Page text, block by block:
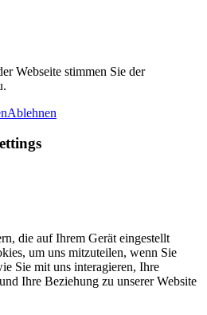
Webseite stimmen Sie der
Ablehnen
die auf Ihrem Gerät eingestellt
um uns mitzuteilen, wenn Sie
Sie mit uns interagieren, Ihre
Ihre Beziehung zu unserer Website